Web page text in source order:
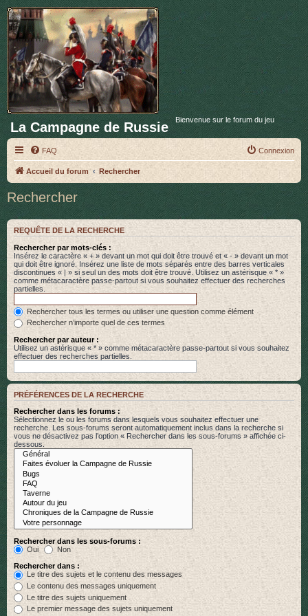
La Campagne de Russie Bienvenue sur le forum du jeu
FAQ Connexion
Accueil du forum Rechercher
Rechercher
REQUÊTE DE LA RECHERCHE
Rechercher par mots-clés :
Insérez le caractère « + » devant un mot qui doit être trouvé et « - » devant un mot
qui doit être ignoré. Insérez une liste de mots séparés entre des barres verticales
discontinues « | » si seul un des mots doit être trouvé. Utilisez un astérisque « * »
comme métacaractère passe-partout si vous souhaitez effectuer des recherches
partielles.
Rechercher tous les termes ou utiliser une question comme élément
Rechercher n’importe quel de ces termes
Rechercher par auteur :
Utilisez un astérisque « * » comme métacaractère passe-partout si vous souhaitez
effectuer des recherches partielles.
PRÉFÉRENCES DE LA RECHERCHE
Rechercher dans les forums :
Sélectionnez le ou les forums dans lesquels vous souhaitez effectuer une
recherche. Les sous-forums seront automatiquement inclus dans la recherche si
vous ne désactivez pas l’option « Rechercher dans les sous-forums » affichée ci-
dessous.
Rechercher dans les sous-forums :
Oui
Non
Rechercher dans :
Le titre des sujets et le contenu des messages
Le contenu des messages uniquement
Le titre des sujets uniquement
Le premier message des sujets uniquement